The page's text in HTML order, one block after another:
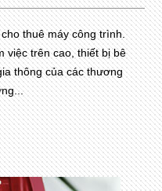
thuê máy công trình.
việc trên cao, thiết bị bê
thông của các thương